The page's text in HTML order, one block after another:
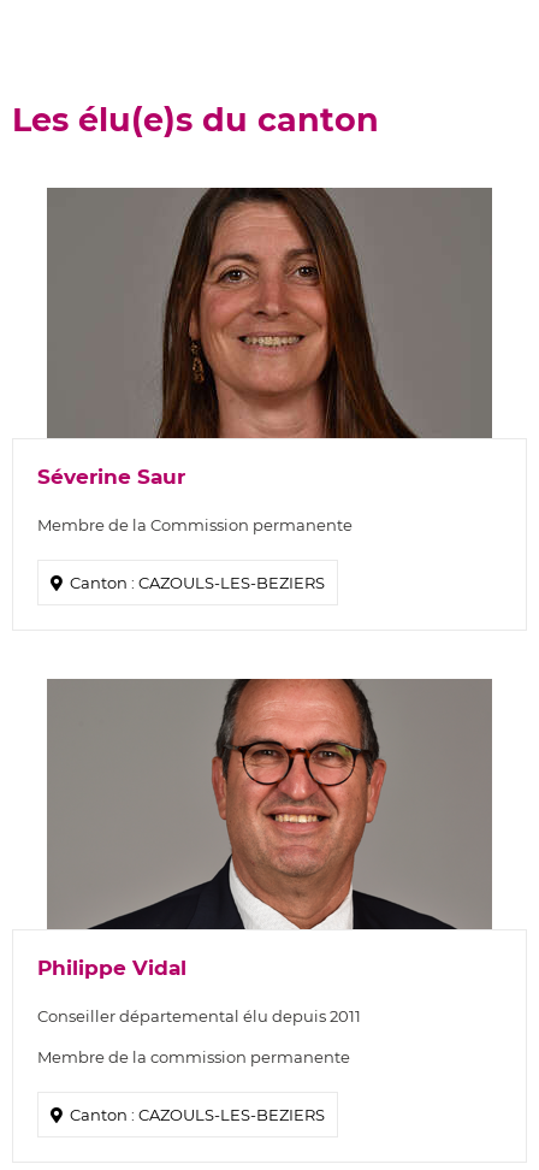
Les élu(e)s du canton
Séverine Saur
Membre de la Commission permanente
Canton : CAZOULS-LES-BEZIERS
Philippe Vidal
Conseiller départemental élu depuis 2011
Membre de la commission permanente
Canton : CAZOULS-LES-BEZIERS